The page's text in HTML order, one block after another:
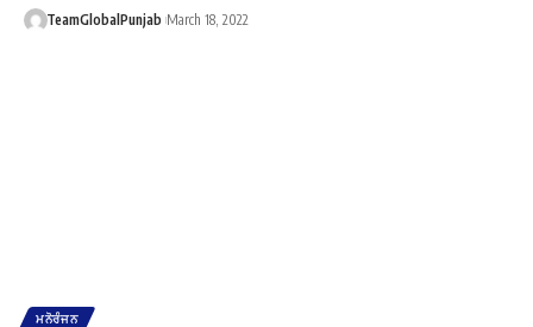
TeamGlobalPunjab March 18, 2022
ਮਨੋਰੰਜਨ